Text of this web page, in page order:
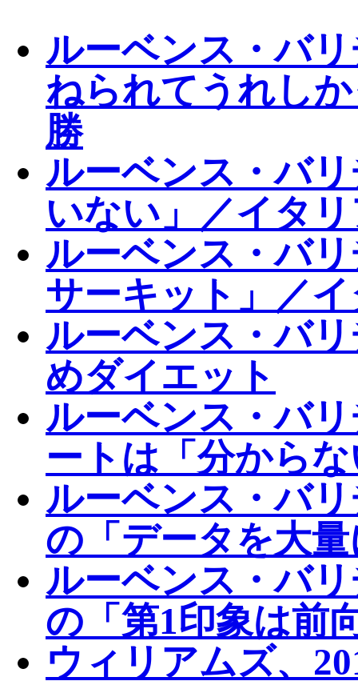
ルーベンス・バ
ねられてうれし
勝
ルーベンス・バ
いない」／イタ
ルーベンス・バ
サーキット」／
ルーベンス・バ
めダイエット
ルーベンス・バ
ートは「分から
ルーベンス・バ
の「データを大
ルーベンス・バ
の「第1印象は前
ウィリアムズ、